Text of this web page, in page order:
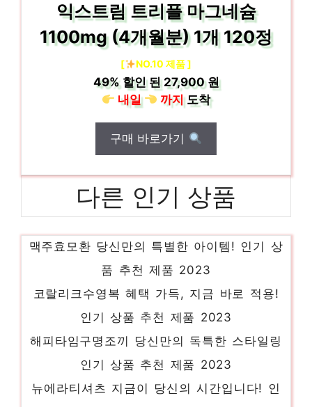
익스트림 트리플 마그네슘
1100mg (4개월분) 1개 120정
[ NO.10 제품 ]
49%할인 된27,900 원
내일
까지도착
구매 바로가기
다른 인기 상품
맥주효모환 당신만의 특별한 아이템! 인기 상
품 추천 제품 2023
코랄리크수영복 혜택 가득, 지금 바로 적용!
인기 상품 추천 제품 2023
해피타임구명조끼 당신만의 독특한 스타일링
인기 상품 추천 제품 2023
뉴에라티셔츠 지금이 당신의 시간입니다! 인